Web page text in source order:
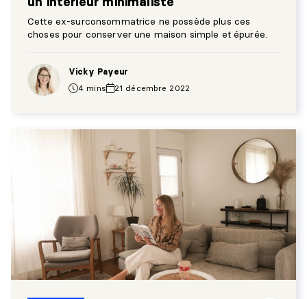
Cette ex-surconsommatrice ne possède plus ces
choses pour conserver une maison simple et épurée.
Vicky Payeur
4 mins
21 décembre 2022